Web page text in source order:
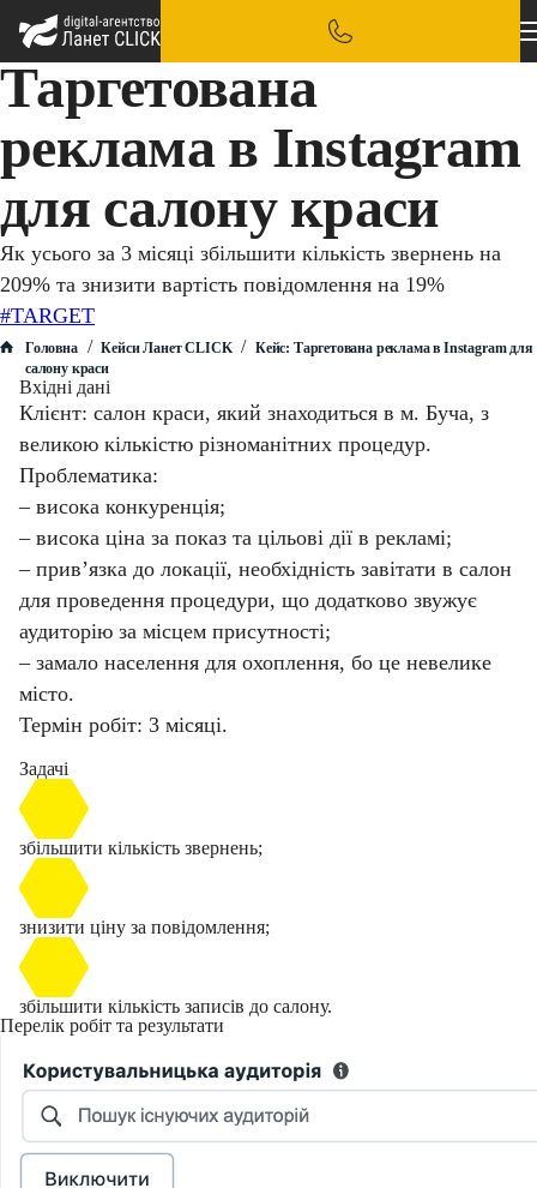
Таргетована
реклама в Instagram
для салону краси
Як усього за 3 місяці збільшити кількість звернень на
209% та знизити вартість повідомлення на 19%
#TARGET
Головна / Кейси Ланет CLICK / Кейс: Таргетована реклама в Instagram для
салону краси
Вхідні дані
Клієнт: салон краси, який знаходиться в м. Буча, з
великою кількістю різноманітних процедур.
Проблематика:
– висока конкуренція;
– висока ціна за показ та цільові дії в рекламі;
– прив’язка до локації, необхідність завітати в салон
для проведення процедури, що додатково звужує
аудиторію за місцем присутності;
– замало населення для охоплення, бо це невелике
місто.
Термін робіт: 3 місяці.
Задачі
збільшити кількість звернень;
знизити ціну за повідомлення;
збільшити кількість записів до салону.
Перелік робіт та результати